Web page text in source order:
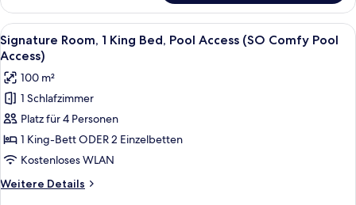
Studio,
2 Einzelbetten,
Poolblick
(So
Alle
Fotos
für
Signature
Room,
1
King
Bed,
Pool
Access
Ein modernes Hotelzimmer mit Bett,
9
Signature Room, 1 King Bed, Pool Access (SO Comfy Pool
Access)
100 m²
1 Schlafzimmer
Platz für 4 Personen
1 King-Bett ODER 2 Einzelbetten
Kostenloses WLAN
Weitere Details
Weitere